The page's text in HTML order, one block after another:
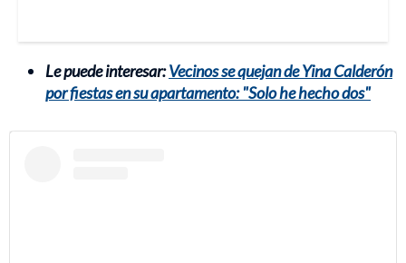
Le puede interesar:Vecinos se quejan de Yina Calderón
por fiestas en su apartamento: "Solo he hecho dos"